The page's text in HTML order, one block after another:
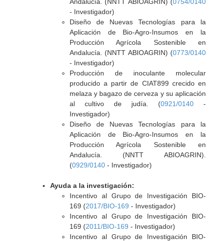
- Investigador)
Diseño de Nuevas Tecnologías para la
Aplicación de Bio-Agro-Insumos en la
Producción Agrícola Sostenible en
Andalucía. (NNTT ABIOAGRIN) (0773/0140
- Investigador)
Producción de inoculante molecular
producido a partir de CIAT899 crecido en
melaza y bagazo de cerveza y su aplicación
al cultivo de judía. (0921/0140-
Investigador)
Diseño de Nuevas Tecnologías para la
Aplicación de Bio-Agro-Insumos en la
Producción Agrícola Sostenible en
Andalucía. (NNTT ABIOAGRIN).
(0929/0140- Investigador)
Ayuda a la investigación:
Incentivo al Grupo de Investigación BIO-
169 (2017/BIO-169 - Investigador)
Incentivo al Grupo de Investigación BIO-
169 (2011/BIO-169 - Investigador)
Incentivo al Grupo de Investigación BIO-